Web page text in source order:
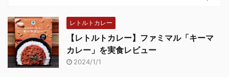
レトルトカレー
【レトルトカレー】ファミマル「キーマ
カレー」を実食レビュー
2024/1/1